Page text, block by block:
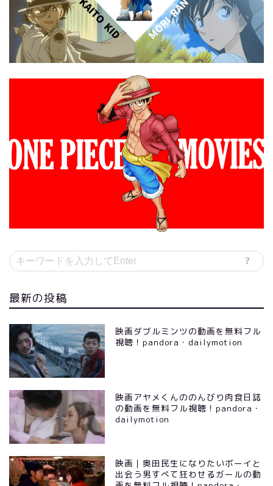
最新の投稿
映画ダブルミンツの動画を無料フル
視聴！pandora・dailymotion
映画アヤメくんののんびり肉食日誌
の動画を無料フル視聴！pandora・
dailymotion
映画｜奥田民生になりたいボーイと
出会う男すべて狂わせるガールの動